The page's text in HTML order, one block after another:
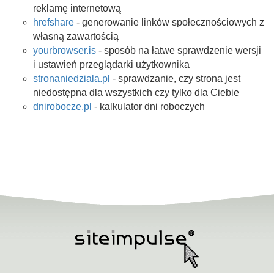
reklamę internetową
hrefshare - generowanie linków społecznościowych z
własną zawartością
yourbrowser.is - sposób na łatwe sprawdzenie wersji
i ustawień przeglądarki użytkownika
stronaniedziala.pl - sprawdzanie, czy strona jest
niedostępna dla wszystkich czy tylko dla Ciebie
dnirobocze.pl - kalkulator dni roboczych